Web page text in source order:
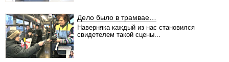
Дело было в трамвае…
Наверняка каждый из нас становился
свидетелем такой сцены...